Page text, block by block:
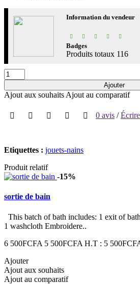
Information du vendeur
Badges
Produits totaux 116
Ajouter
Ajout aux souhaits Ajout au comparatif
0 avis /
Etiquettes : jouets-nains
Produit relatif
-15%
sortie de bain
This batch of bath includes: 1 exit of
1 washcloth Embroidere..
6 500FCFA 5 500FCFA H.T : 5
Ajouter
Ajout aux souhaits
Ajout au comparatif